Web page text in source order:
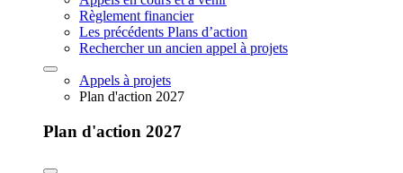
Règlement financier
Les précédents Plans d’action
Rechercher un ancien appel à projets
Appels à projets
Plan d'action 2027
Plan d'action 2027